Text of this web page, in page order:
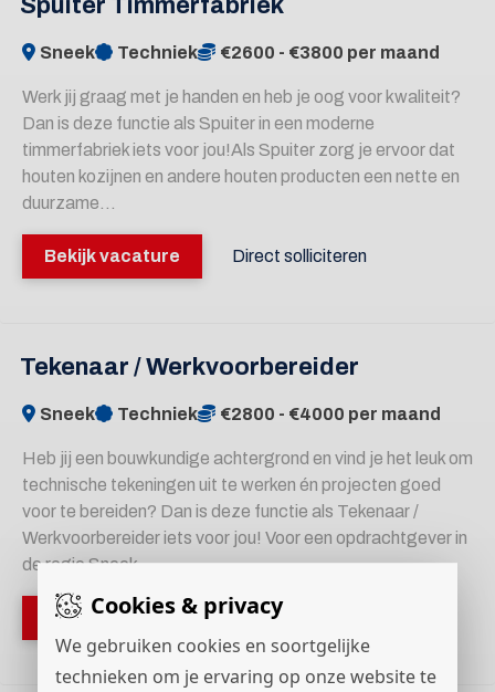
Cookies & privacy
We gebruiken cookies en soortgelijke
technieken om je ervaring op onze website te
Spuiter Timmerfabriek
Sneek Techniek €2600 - €3800 per maand
Werk jij graag met je handen en heb je oog voor kwaliteit?
Dan is deze functie als Spuiter in een moderne
timmerfabriek iets voor jou!Als Spuiter zorg je ervoor dat
houten kozijnen en andere houten producten een nette en
duurzame...
Bekijk vacature Direct solliciteren
Tekenaar / Werkvoorbereider
Sneek Techniek €2800 - €4000 per maand
Heb jij een bouwkundige achtergrond en vind je het leuk om
technische tekeningen uit te werken én projecten goed
voor te bereiden? Dan is deze functie als Tekenaar /
Werkvoorbereider iets voor jou! Voor een opdrachtgever in
de regio Sneek...
Bekijk vacature Direct solliciteren